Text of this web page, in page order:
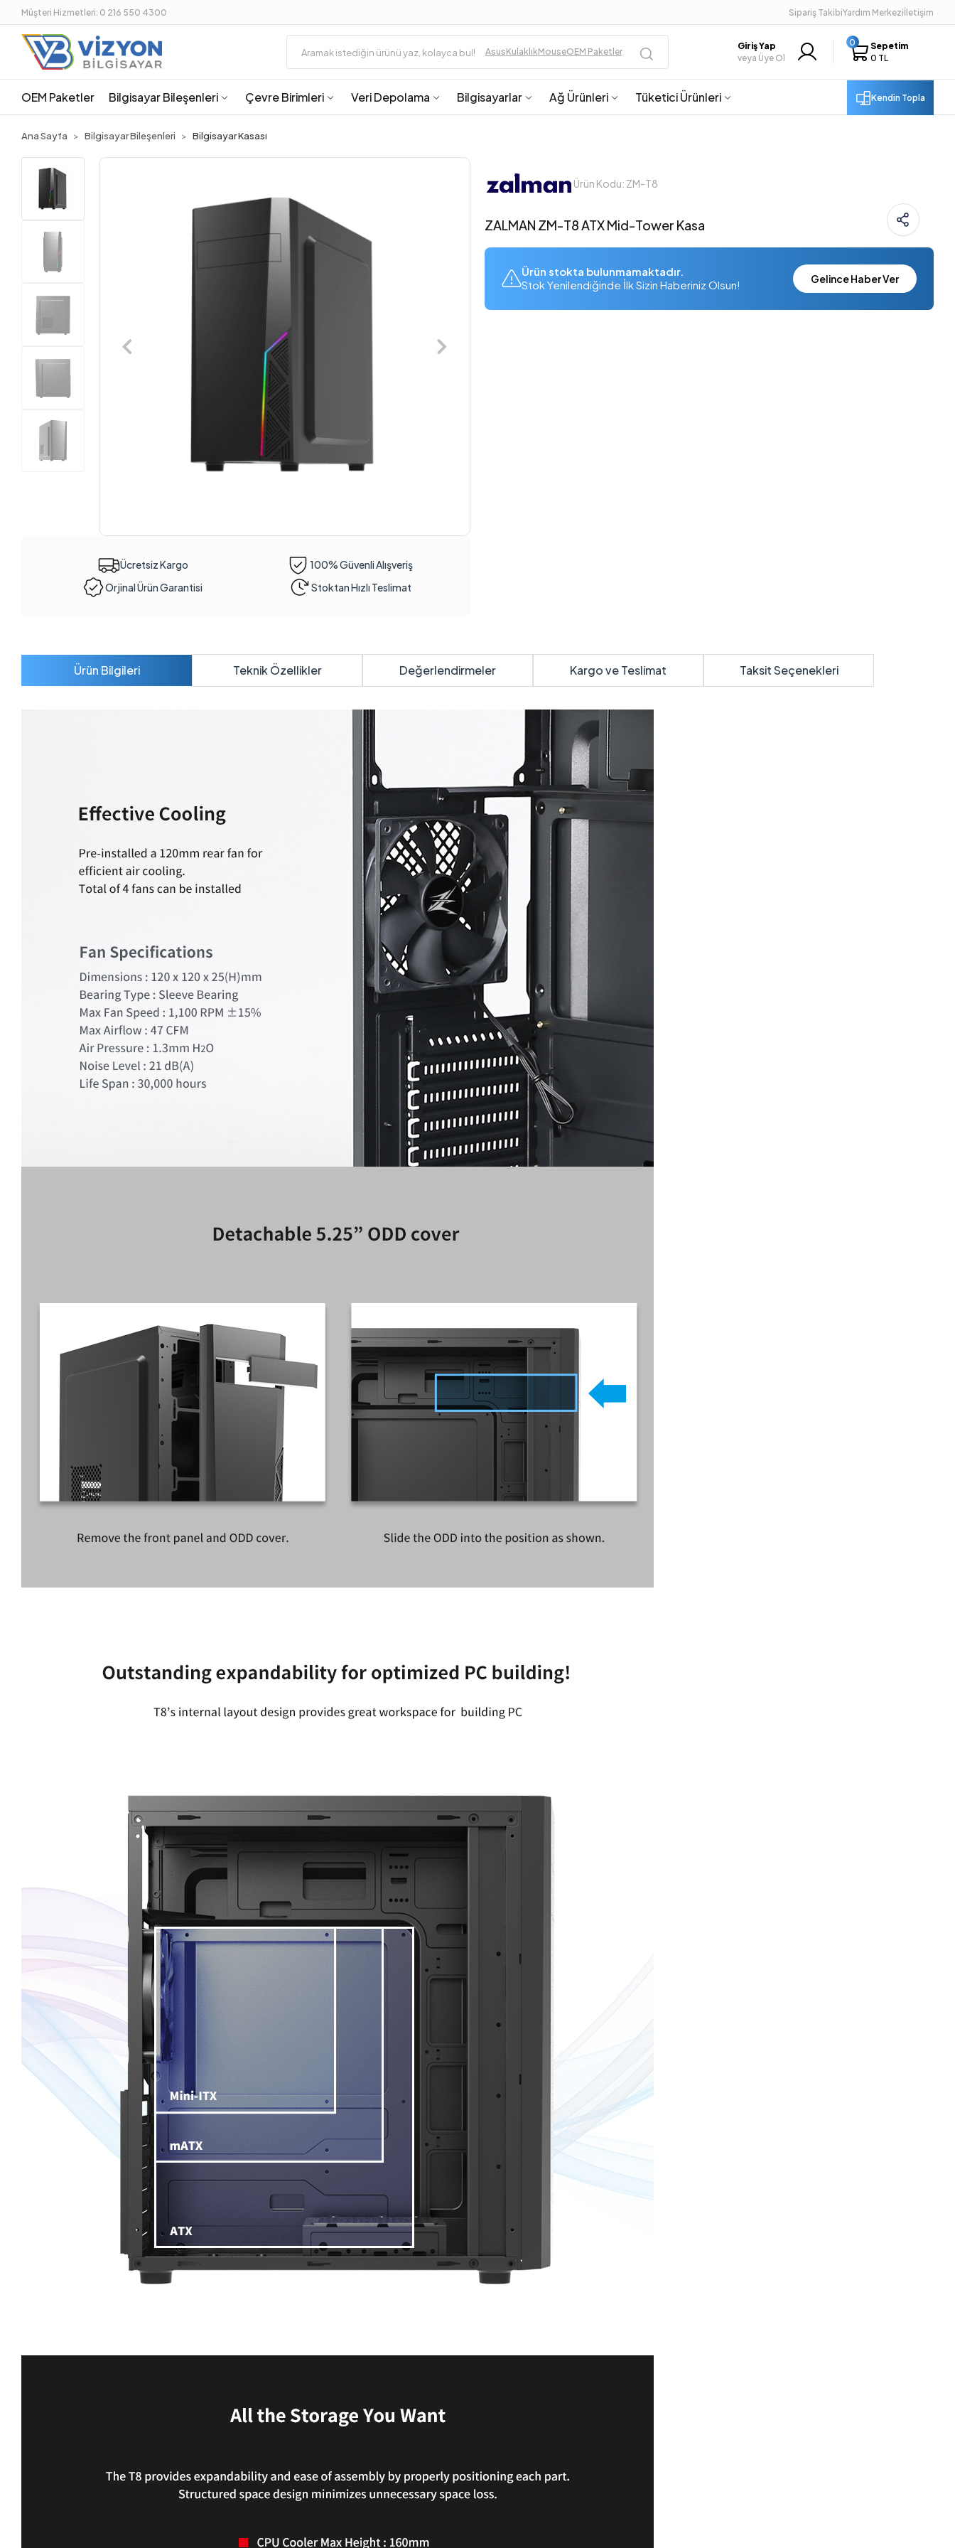
Müşteri Hizmetleri: 0 216 550 4300 Sipariş TakibiYardım Merkeziİletişim
AsusKulaklıkMouseOEM Paketler
Giriş Yap
veya Üye Ol
0
Sepetim
0 TL
OEM Paketler Bilgisayar Bileşenleri Çevre Birimleri Veri Depolama Bilgisayarlar Ağ Ürünleri Tüketici Ürünleri Kendin Topla
Ana Sayfa Bilgisayar Bileşenleri Bilgisayar Kasası
Ücretsiz Kargo
100% Güvenli Alışveriş
Orjinal Ürün Garantisi
Stoktan Hızlı Teslimat
Ürün Kodu: ZM-T8
ZALMAN ZM-T8 ATX Mid-Tower Kasa
Ürün stokta bulunmamaktadır.
Stok Yenilendiğinde İlk Sizin Haberiniz Olsun!
Gelince Haber Ver
Ürün Bilgileri Teknik Özellikler Değerlendirmeler Kargo ve Teslimat Taksit Seçenekleri